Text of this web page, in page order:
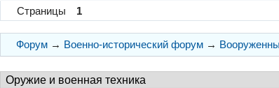
Страницы
1
Форум → Военно-исторический форум →